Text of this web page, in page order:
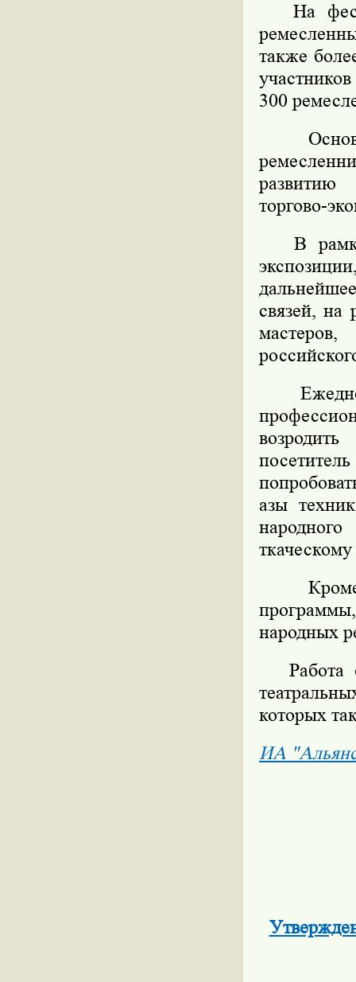
На
также
300
развитию
торгово-
В
связей, на
азы
ткаческому
Кроме
народных
Работа
которых
ИА